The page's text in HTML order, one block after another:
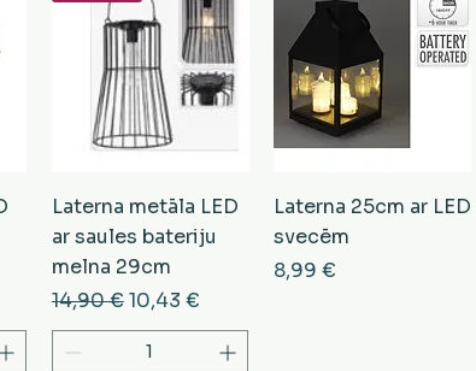
Laterna metāla LED
ar saules bateriju
melna 29cm
Parastā cena
14,90 € Izpārdošanas cena
10,43 €
Laterna 25cm ar LED
svecēm
Cena
8,99 €